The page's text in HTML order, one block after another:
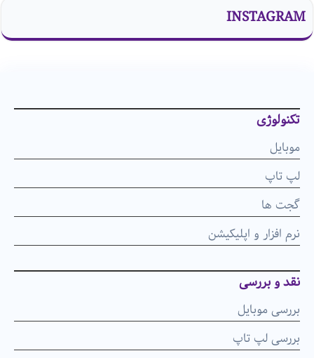
INSTAGRAM
تکنولوژی
موبایل
لپ تاپ
گجت ها
نرم افزار و اپلیکیشن
نقد و بررسی
بررسی موبایل
بررسی لپ تاپ